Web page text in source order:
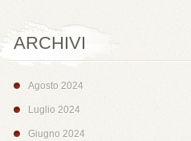
ARCHIVI
Agosto 2024
Luglio 2024
Giugno 2024